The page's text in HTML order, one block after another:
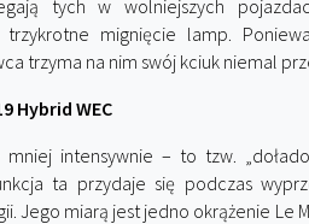
tych w wolniejszych
mignięcie lamp.
trzyma na nim swój kciuk niemal
Hybrid WEC
intensywnie – to tzw.
ta przydaje się podczas
Jego miarą jest jedno okrążenie Le